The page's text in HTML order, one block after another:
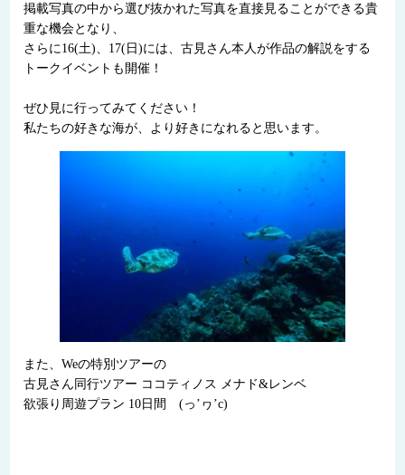
掲載写真の中から選び抜かれた写真を直接見ることができる貴
重な機会となり、
さらに16(土)、17(日)には、古見さん本人が作品の解説をする
トークイベントも開催！
ぜひ見に行ってみてください！
私たちの好きな海が、より好きになれると思います。
また、Weの特別ツアーの
古見さん同行ツアー ココティノス メナド&レンベ
欲張り周遊プラン 10日間 (っ’ヮ’c)